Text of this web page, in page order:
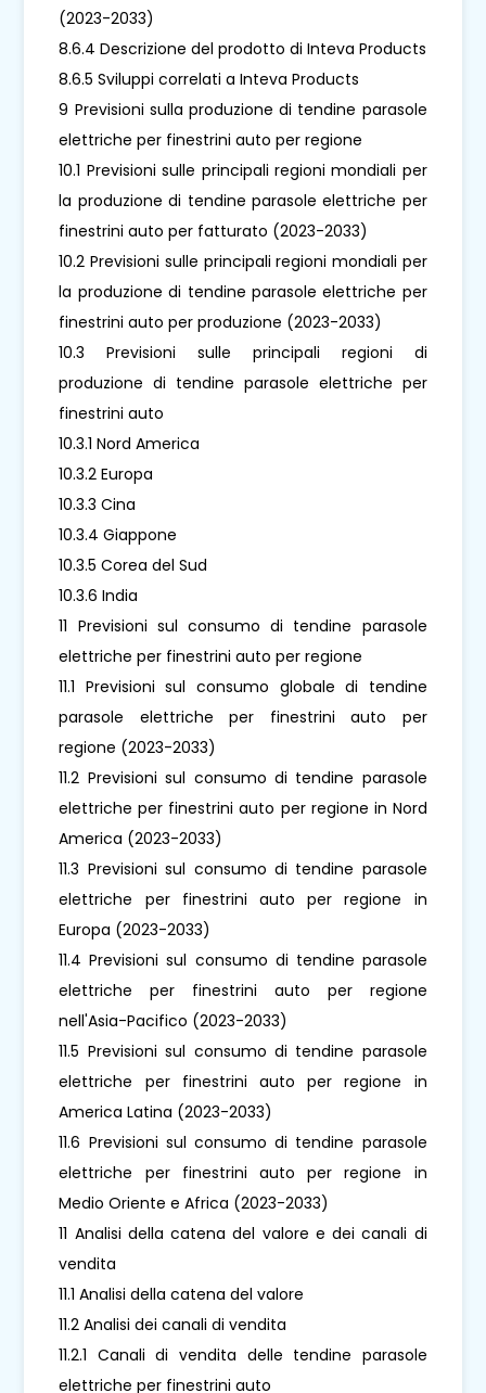
(2023-2033)
8.6.4 Descrizione del prodotto di Inteva Products
8.6.5 Sviluppi correlati a Inteva Products
9 Previsioni sulla produzione di tendine parasole
elettriche per finestrini auto per regione
10.1 Previsioni sulle principali regioni mondiali per
la produzione di tendine parasole elettriche per
finestrini auto per fatturato (2023-2033)
10.2 Previsioni sulle principali regioni mondiali per
la produzione di tendine parasole elettriche per
finestrini auto per produzione (2023-2033)
10.3 Previsioni sulle principali regioni di
produzione di tendine parasole elettriche per
finestrini auto
10.3.1 Nord America
10.3.2 Europa
10.3.3 Cina
10.3.4 Giappone
10.3.5 Corea del Sud
10.3.6 India
11 Previsioni sul consumo di tendine parasole
elettriche per finestrini auto per regione
11.1 Previsioni sul consumo globale di tendine
parasole elettriche per finestrini auto per
regione (2023-2033)
11.2 Previsioni sul consumo di tendine parasole
elettriche per finestrini auto per regione in Nord
America (2023-2033)
11.3 Previsioni sul consumo di tendine parasole
elettriche per finestrini auto per regione in
Europa (2023-2033)
11.4 Previsioni sul consumo di tendine parasole
elettriche per finestrini auto per regione
nell'Asia-Pacifico (2023-2033)
11.5 Previsioni sul consumo di tendine parasole
elettriche per finestrini auto per regione in
America Latina (2023-2033)
11.6 Previsioni sul consumo di tendine parasole
elettriche per finestrini auto per regione in
Medio Oriente e Africa (2023-2033)
11 Analisi della catena del valore e dei canali di
vendita
11.1 Analisi della catena del valore
11.2 Analisi dei canali di vendita
11.2.1 Canali di vendita delle tendine parasole
elettriche per finestrini auto